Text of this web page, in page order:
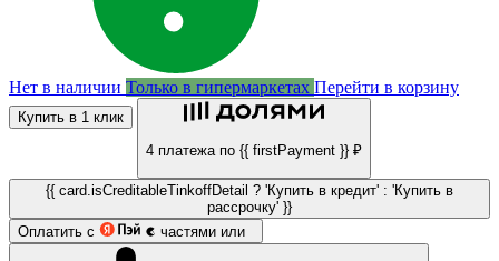
Нет в наличии Только в гипермаркетах Перейти в корзину
Купить в 1 клик
4 платежа по {{ firstPayment }} ₽
{{ card.isCreditableTinkoffDetail ? 'Купить в кредит' : 'Купить в
рассрочку' }}
Оплатить с
частями или